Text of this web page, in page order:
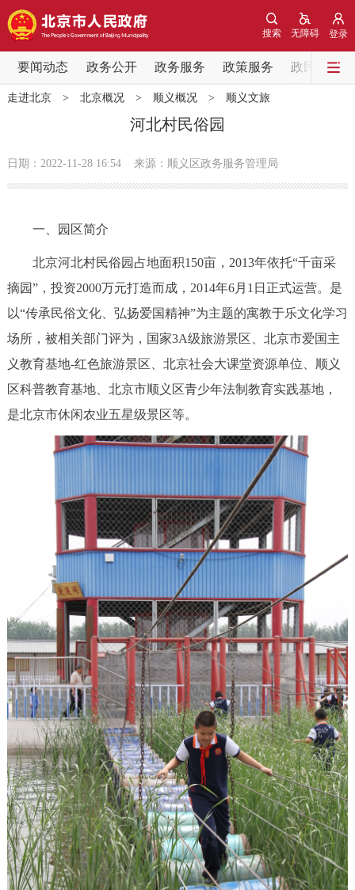
登录
无障碍
搜索
要闻动态 政务公开 政务服务 政策服务 政民互动
要闻动态
党中央精神 国务院信息 中央部委动态
政务公开
市领导 机构职能 政策服务
政务服务
个人服务 法人服务 部门服务
便民服务 利企服务 投资项目
中介服务 阳光政务
政民互动
12345网上接诉即办 我要咨询 我要建议
参与调查 在线访谈 图说互动
走进北京
北京概况 十六区概览 人文北京
绿色北京 图说北京 视频北京
多语种
ENGLISH 한국어 日本語
走进北京> 北京概况> 顺义概况> 顺义文旅
河北村民俗园
日期：2022-11-28 16:54 来源：顺义区政务服务管理局
一、园区简介
北京河北村民俗园占地面积150亩，2013年依托“千亩采
摘园”，投资2000万元打造而成，2014年6月1日正式运营。是
以“传承民俗文化、弘扬爱国精神”为主题的寓教于乐文化学习
场所，被相关部门评为，国家3A级旅游景区、北京市爱国主
义教育基地-红色旅游景区、北京社会大课堂资源单位、顺义
区科普教育基地、北京市顺义区青少年法制教育实践基地，
是北京市休闲农业五星级景区等。